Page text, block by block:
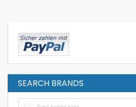
SEARCH BRANDS